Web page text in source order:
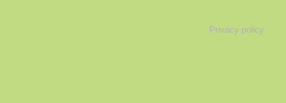
Privacy policy